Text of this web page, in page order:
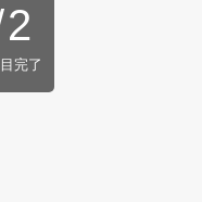
2
完了